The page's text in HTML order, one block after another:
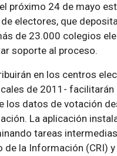
próximo 24 de mayo
electores, que
de 23.000 colegios
soporte al proceso.
en los centros
de 2011- facilitarán
los datos de votación
La aplicación
tareas
de la Información (CRI)